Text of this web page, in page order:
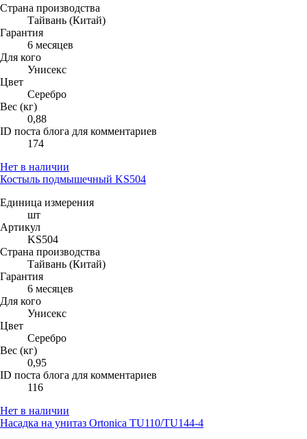
Страна производства
Тайвань (Китай)
Гарантия
6 месяцев
Для кого
Унисекс
Цвет
Серебро
Вес (кг)
0,88
ID поста блога для комментариев
174
Нет в наличии
Костыль подмышечный KS504
Единица измерения
шт
Артикул
KS504
Страна производства
Тайвань (Китай)
Гарантия
6 месяцев
Для кого
Унисекс
Цвет
Серебро
Вес (кг)
0,95
ID поста блога для комментариев
116
Нет в наличии
Насадка на унитаз Ortonica TU110/TU144-4